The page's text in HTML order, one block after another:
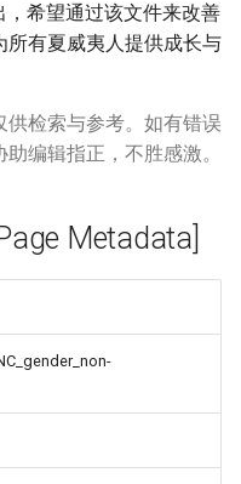
，希望通过该文件来改善
有夏威夷人提供成长与
检索与参考。如有错误
编辑指正，不胜感激。
Metadata]